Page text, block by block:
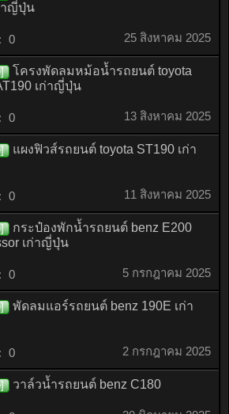
าญี่ปุ่น
0 25 สิงหาคม 2025
โครงพัดลมหม้อน้ำรถยนต์ toyota
เก่าญี่ปุ่น
0 13 สิงหาคม 2025
แผงฟิวส์รถยนต์ toyota ST190 เก่า
0 11 สิงหาคม 2025
กระป๋องพักน้ำรถยนต์ benz E200
เก่าญี่ปุ่น
0 5 กรกฎาคม 2025
พัดลมแอร์รถยนต์ benz 190E เก่า
0 2 กรกฎาคม 2025
วาล์วน้ำรถยนต์ benz C180